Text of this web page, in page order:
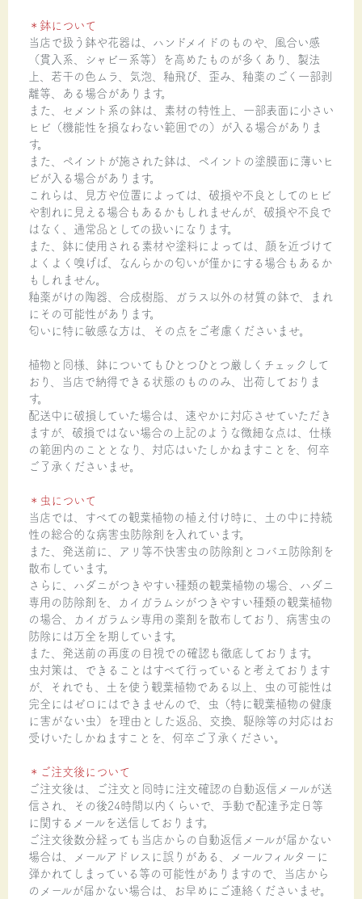
＊鉢について
当店で扱う鉢や花器は、ハンドメイドのものや、風合い感
（貫入系、シャビー系等）を高めたものが多くあり、製法
上、若干の色ムラ、気泡、釉飛び、歪み、釉薬のごく一部剥
離等、ある場合があります。
また、セメント系の鉢は、素材の特性上、一部表面に小さい
ヒビ（機能性を損なわない範囲での）が入る場合がありま
す。
また、ペイントが施された鉢は、ペイントの塗膜面に薄いヒ
ビが入る場合があります。
これらは、見方や位置によっては、破損や不良としてのヒビ
や割れに見える場合もあるかもしれませんが、破損や不良で
はなく、通常品としての扱いになります。
また、鉢に使用される素材や塗料によっては、顔を近づけて
よくよく嗅げば、なんらかの匂いが僅かにする場合もあるか
もしれません。
釉薬がけの陶器、合成樹脂、ガラス以外の材質の鉢で、まれ
にその可能性があります。
匂いに特に敏感な方は、その点をご考慮くださいませ。
植物と同様、鉢についてもひとつひとつ厳しくチェックして
おり、当店で納得できる状態のもののみ、出荷しておりま
す。
配送中に破損していた場合は、速やかに対応させていただき
ますが、破損ではない場合の上記のような微細な点は、仕様
の範囲内のこととなり、対応はいたしかねますことを、何卒
ご了承くださいませ。
＊虫について
当店では、すべての観葉植物の植え付け時に、土の中に持続
性の総合的な病害虫防除剤を入れています。
また、発送前に、アリ等不快害虫の防除剤とコバエ防除剤を
散布しています。
さらに、ハダニがつきやすい種類の観葉植物の場合、ハダニ
専用の防除剤を、カイガラムシがつきやすい種類の観葉植物
の場合、カイガラムシ専用の薬剤を散布しており、病害虫の
防除には万全を期しています。
また、発送前の再度の目視での確認も徹底しております。
虫対策は、できることはすべて行っていると考えております
が、それでも、土を使う観葉植物である以上、虫の可能性は
完全にはゼロにはできませんので、虫（特に観葉植物の健康
に害がない虫）を理由とした返品、交換、駆除等の対応はお
受けいたしかねますことを、何卒ご了承ください。
＊ご注文後について
ご注文後は、ご注文と同時に注文確認の自動返信メールが送
信され、その後24時間以内くらいで、手動で配達予定日等
に関するメールを送信しております。
ご注文後数分経っても当店からの自動返信メールが届かない
場合は、メールアドレスに誤りがある、メールフィルターに
弾かれてしまっている等の可能性がありますので、当店から
のメールが届かない場合は、お早めにご連絡くださいませ。